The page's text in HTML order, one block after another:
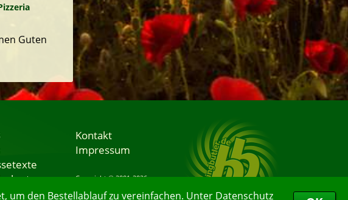
um den Bestellablauf zu vereinfachen. Unter Datenschutz
Guten
Kontakt
Impressum
Copyright © 2001-2026
07.08.2026 09:48:44